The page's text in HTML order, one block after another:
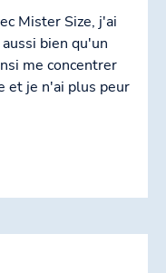
Mister Size, j'ai
bien qu'un
me concentrer
et je n'ai plus peur